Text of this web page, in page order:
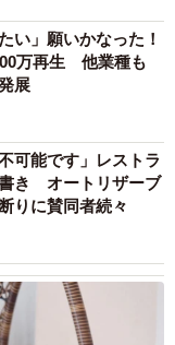
い」願いかなった！
万再生 他業種も
展
可能です」レストラ
き オートリザーブ
りに賛同者続々